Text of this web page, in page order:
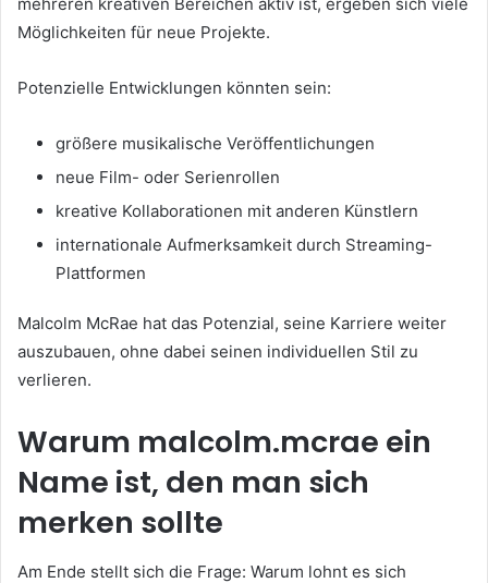
mehreren kreativen Bereichen aktiv ist, ergeben sich viele
Möglichkeiten für neue Projekte.
Potenzielle Entwicklungen könnten sein:
größere musikalische Veröffentlichungen
neue Film- oder Serienrollen
kreative Kollaborationen mit anderen Künstlern
internationale Aufmerksamkeit durch Streaming-
Plattformen
Malcolm McRae hat das Potenzial, seine Karriere weiter
auszubauen, ohne dabei seinen individuellen Stil zu
verlieren.
Warum malcolm.mcrae ein
Name ist, den man sich
merken sollte
Am Ende stellt sich die Frage: Warum lohnt es sich